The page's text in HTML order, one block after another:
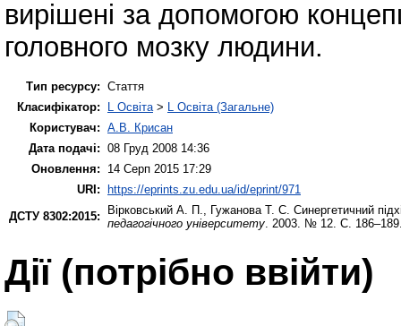
вирішені за допомогою
головного мозку людини.
Тип ресурсу: Стаття
Класифікатор:
L Освіта > L Освіта (Загальне)
Користувач: А.В. Крисан
Дата подачі: 08 Груд 2008 14:36
Оновлення:
14 Серп 2015 17:29
URI: https://eprints.zu.edu.ua/id/eprint/971
ДСТУ 8302:2015:
Вірковський А. П. Гужанова Т. С. Синергетичний
педагогічного університету . 2003. № 12. С.
Дії ​​(потрібно ввійти)